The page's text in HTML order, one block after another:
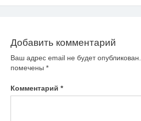
Добавить комментарий
Ваш адрес email не будет опубликован.
помечены *
Комментарий *